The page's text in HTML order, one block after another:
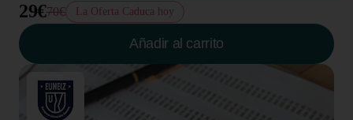
29€70€ La Oferta Caduca hoy
Añadir al carrito